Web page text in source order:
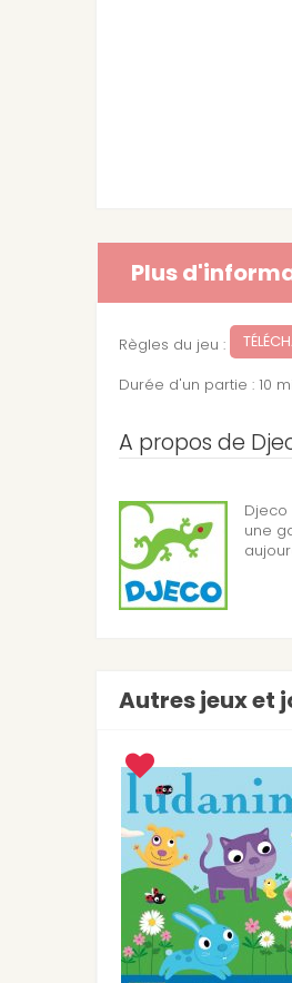
Plus
Règles du jeu :
Durée d'un partie : 10
A propos de
une
Autres jeux et